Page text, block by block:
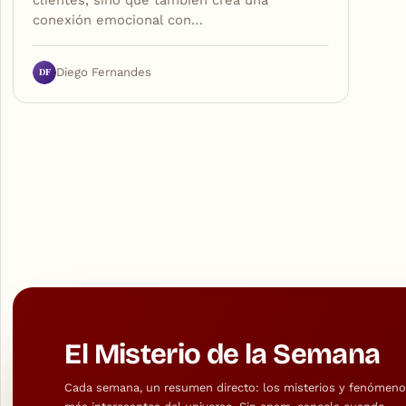
conexión emocional con…
DF Diego Fernandes
El Misterio de la Semana
Cada semana, un resumen directo: los misterios y